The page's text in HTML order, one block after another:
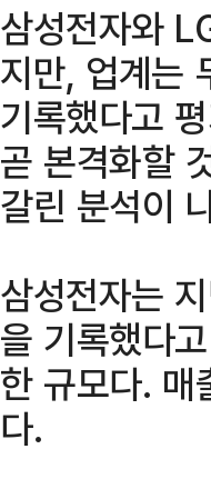
삼성전자와
지만, 업계는
기록했다고
곧 본격화할
갈린 분석이
삼성전자는
을 기록했다
한 규모다.
다.